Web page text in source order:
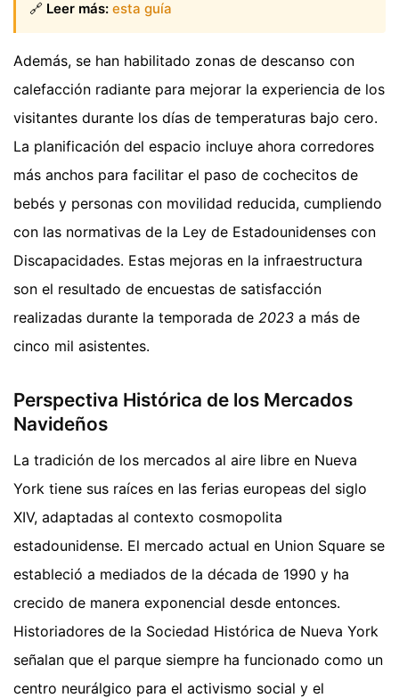
🔗 Leer más: esta guía
Además, se han habilitado zonas de descanso con
calefacción radiante para mejorar la experiencia de los
visitantes durante los días de temperaturas bajo cero.
La planificación del espacio incluye ahora corredores
más anchos para facilitar el paso de cochecitos de
bebés y personas con movilidad reducida, cumpliendo
con las normativas de la Ley de Estadounidenses con
Discapacidades. Estas mejoras en la infraestructura
son el resultado de encuestas de satisfacción
realizadas durante la temporada de 2023 a más de
cinco mil asistentes.
Perspectiva Histórica de los Mercados
Navideños
La tradición de los mercados al aire libre en Nueva
York tiene sus raíces en las ferias europeas del siglo
XIV, adaptadas al contexto cosmopolita
estadounidense. El mercado actual en Union Square se
estableció a mediados de la década de 1990 y ha
crecido de manera exponencial desde entonces.
Historiadores de la Sociedad Histórica de Nueva York
señalan que el parque siempre ha funcionado como un
centro neurálgico para el activismo social y el